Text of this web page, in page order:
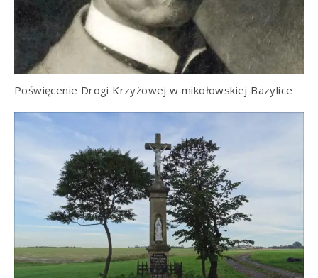
Poświęcenie Drogi Krzyżowej w mikołowskiej Bazylice